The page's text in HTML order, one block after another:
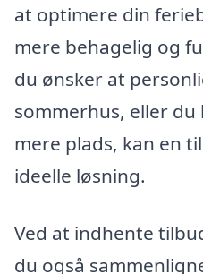
at optimere din
mere behagelig og
du ønsker at
sommerhus, eller
mere plads, kan en
ideelle løsning.
Ved at indhente
du også